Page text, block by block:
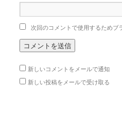
次回のコメントで使用するため
新しいコメントをメールで通知
新しい投稿をメールで受け取る